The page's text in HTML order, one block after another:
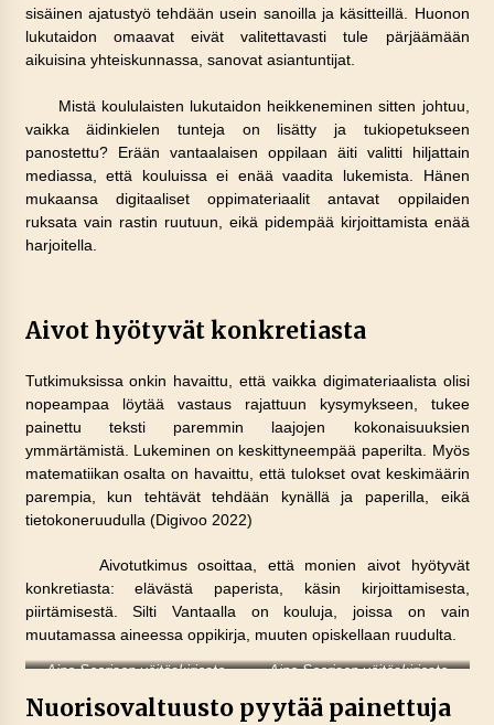
sisäinen ajatustyö tehdään usein sanoilla ja käsitteillä. Huonon
lukutaidon omaavat eivät valitettavasti tule pärjäämään
aikuisina yhteiskunnassa, sanovat asiantuntijat.
Mistä koululaisten lukutaidon heikkeneminen sitten johtuu,
vaikka äidinkielen tunteja on lisätty ja tukiopetukseen
panostettu? Erään vantaalaisen oppilaan äiti valitti hiljattain
mediassa, että kouluissa ei enää vaadita lukemista. Hänen
mukaansa digitaaliset oppimateriaalit antavat oppilaiden
ruksata vain rastin ruutuun, eikä pidempää kirjoittamista enää
harjoitella.
Aivot hyötyvät konkretiasta
Tutkimuksissa onkin havaittu, että vaikka digimateriaalista olisi
nopeampaa löytää vastaus rajattuun kysymykseen, tukee
painettu teksti paremmin laajojen kokonaisuuksien
ymmärtämistä. Lukeminen on keskittyneempää paperilta. Myös
matematiikan osalta on havaittu, että tulokset ovat keskimäärin
parempia, kun tehtävät tehdään kynällä ja paperilla, eikä
tietokoneruudulla (Digivoo 2022)
Aivotutkimus osoittaa, että monien aivot hyötyvät
konkretiasta: elävästä paperista, käsin kirjoittamisesta,
piirtämisestä. Silti Vantaalla on kouluja, joissa on vain
muutamassa aineessa oppikirja, muuten opiskellaan ruudulta.
Aino Saarisen väitöskirjasta Aino Saarisen väitöskirjasta
Nuorisovaltuusto pyytää painettuja